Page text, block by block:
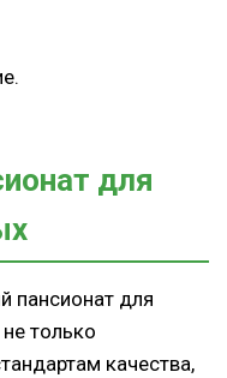
для
пансионат для
только
качества,